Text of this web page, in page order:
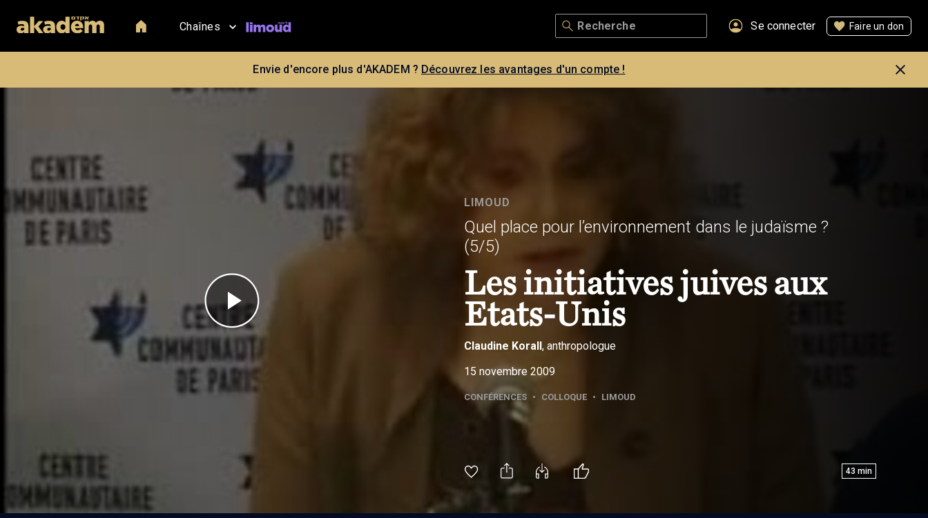
Chaînes Se connecter Faire un don
Envie d'encore plus d'AKADEM ? Découvrez les avantages d'un compte !
LIMOUD
Quel place pour l’environnement dans le judaïsme ?
(5/5)
Les initiatives juives aux
Etats-Unis
Claudine Korall, anthropologue
15 novembre 2009
CONFÉRENCES • COLLOQUE • LIMOUD
43 min